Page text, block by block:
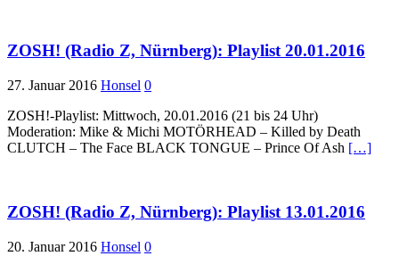
ZOSH! (Radio Z, Nürnberg): Playlist 20.01.2016
27. Januar 2016 Honsel 0
ZOSH!-Playlist: Mittwoch, 20.01.2016 (21 bis 24 Uhr)
Moderation: Mike & Michi MOTÖRHEAD – Killed by Death
CLUTCH – The Face BLACK TONGUE – Prince Of Ash […]
ZOSH! (Radio Z, Nürnberg): Playlist 13.01.2016
20. Januar 2016 Honsel 0